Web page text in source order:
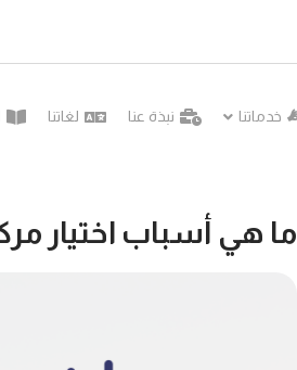
خدماتنا نبذة عنا لغاتنا
ما هي أسباب اختيار